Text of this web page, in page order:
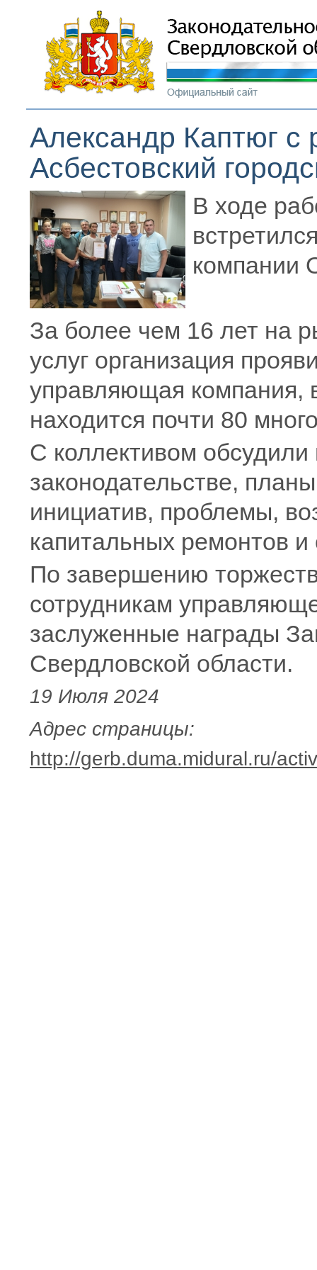
Александр Каптюг с
Асбестовский
В ходе
компании
За более чем 16 лет на
услуг организация
управляющая компания,
находится почти 80
С коллективом
законодательстве,
инициатив, проблемы,
капитальных ремонтов
По завершению
сотрудникам
заслуженные награды
Свердловской области.
19 Июля 2024
Адрес страницы:
http://gerb.duma.midural.ru/